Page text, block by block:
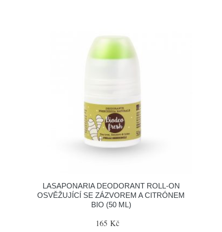
LASAPONARIA DEODORANT ROLL-ON
OSVĚŽUJÍCÍ SE ZÁZVOREM A CITRÓNEM
BIO (50 ML)
165 Kč